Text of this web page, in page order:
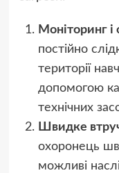
Моніторинг
постійно
території
допомогою
технічних
Швидке
охоронець
можливі